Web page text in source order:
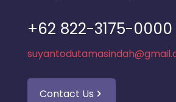
+62 822-3175-0000
Contact Us